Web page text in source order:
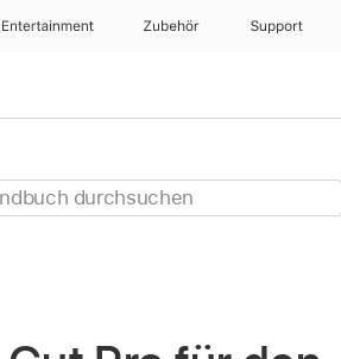
Entertainment Zubehör Support